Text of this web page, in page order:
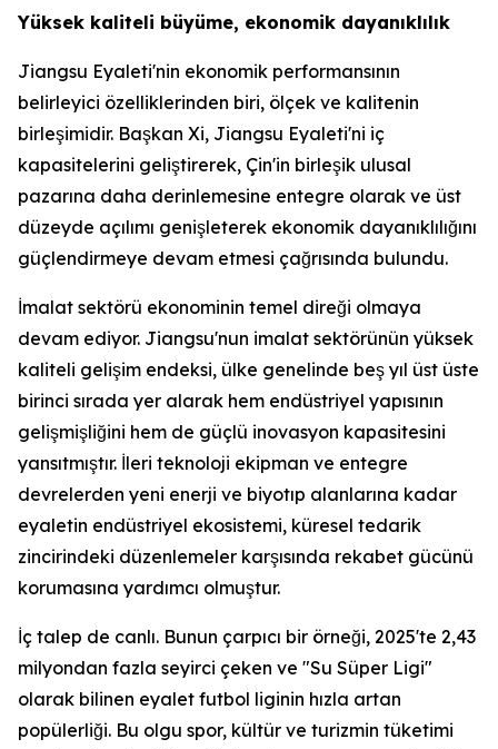
Yüksek kaliteli büyüme, ekonomik dayanıklılık
Jiangsu Eyaleti'nin ekonomik performansının
belirleyici özelliklerinden biri, ölçek ve kalitenin
birleşimidir. Başkan Xi, Jiangsu Eyaleti'ni iç
kapasitelerini geliştirerek, Çin'in birleşik ulusal
pazarına daha derinlemesine entegre olarak ve üst
düzeyde açılımı genişleterek ekonomik dayanıklılığını
güçlendirmeye devam etmesi çağrısında bulundu.
İmalat sektörü ekonominin temel direği olmaya
devam ediyor. Jiangsu'nun imalat sektörünün yüksek
kaliteli gelişim endeksi, ülke genelinde beş yıl üst üste
birinci sırada yer alarak hem endüstriyel yapısının
gelişmişliğini hem de güçlü inovasyon kapasitesini
yansıtmıştır. İleri teknoloji ekipman ve entegre
devrelerden yeni enerji ve biyotıp alanlarına kadar
eyaletin endüstriyel ekosistemi, küresel tedarik
zincirindeki düzenlemeler karşısında rekabet gücünü
korumasına yardımcı olmuştur.
İç talep de canlı. Bunun çarpıcı bir örneği, 2025'te 2,43
milyondan fazla seyirci çeken ve "Su Süper Ligi"
olarak bilinen eyalet futbol liginin hızla artan
popülerliği. Bu olgu spor, kültür ve turizmin tüketimi